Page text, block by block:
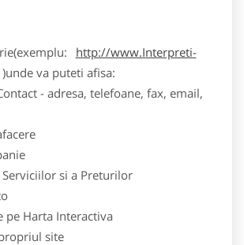
http://www.Interpreti-
)unde va puteti afisa:
- adresa, telefoane, fax, email,
Serviciilor si a Preturilor
pe Harta Interactiva
site